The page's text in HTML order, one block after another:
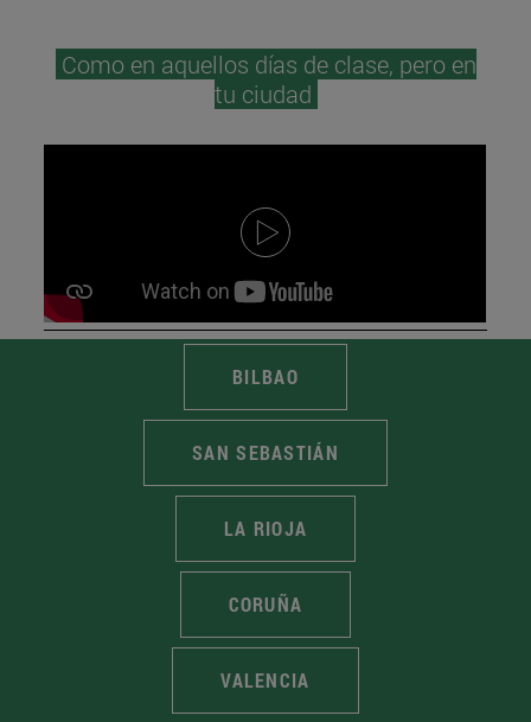
Como en aquellos días de clase, pero en
tu ciudad
BILBAO
SAN SEBASTIÁN
LA RIOJA
CORUÑA
VALENCIA